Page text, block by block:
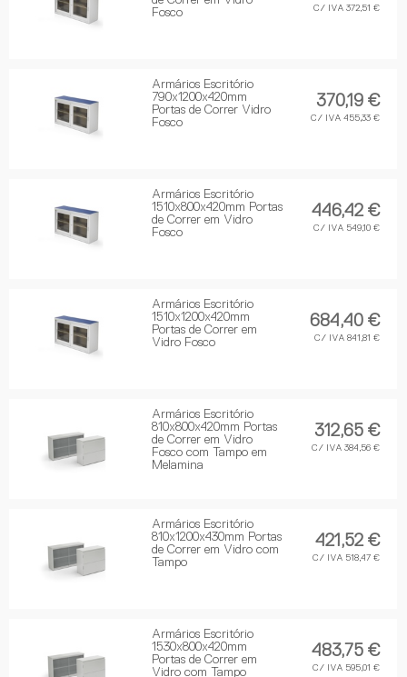
Fosco
C/ IVA 372,51 €
Armários Escritório
790x1200x420mm
Portas de Correr Vidro
Fosco
370,19 €
C/ IVA 455,33 €
Armários Escritório
1510x800x420mm Portas
de Correr em Vidro
Fosco
446,42 €
C/ IVA 549,10 €
Armários Escritório
1510x1200x420mm
Portas de Correr em
Vidro Fosco
684,40 €
C/ IVA 841,81 €
Armários Escritório
810x800x420mm Portas
de Correr em Vidro
Fosco com Tampo em
Melamina
312,65 €
C/ IVA 384,56 €
Armários Escritório
810x1200x430mm Portas
de Correr em Vidro com
Tampo
421,52 €
C/ IVA 518,47 €
Armários Escritório
1530x800x420mm
Portas de Correr em
Vidro com Tampo
483,75 €
C/ IVA 595,01 €